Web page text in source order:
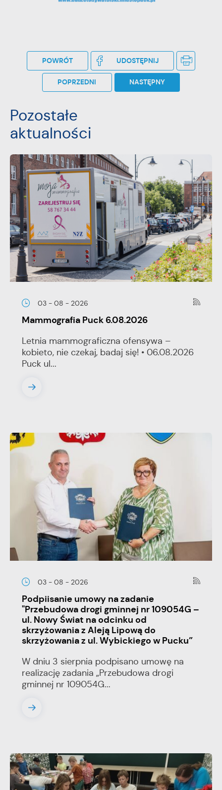
POWRÓT UDOSTĘPNIJ
POPRZEDNI NASTĘPNY
Pozostałe
aktualności
03 - 08 - 2026
Mammografia Puck 6.08.2026
Letnia mammograficzna ofensywa –
kobieto, nie czekaj, badaj się! • 06.08.2026
Puck ul...
03 - 08 - 2026
Podpiisanie umowy na zadanie
"Przebudowa drogi gminnej nr 109054G –
ul. Nowy Świat na odcinku od
skrzyżowania z Aleją Lipową do
skrzyżowania z ul. Wybickiego w Pucku”
W dniu 3 sierpnia podpisano umowę na
realizację zadania „Przebudowa drogi
gminnej nr 109054G...